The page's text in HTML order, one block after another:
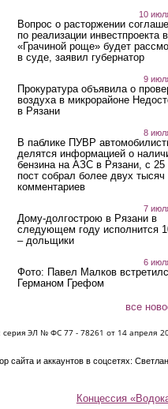
10
Вопрос о расторжении
по реализации инвестпроекта в
«Грачиной роще» будет
в суде, заявил губернатор
9
Прокуратура объявила о
воздуха в микрорайоне
в Рязани
8
В паблике ПУВР
делятся информацией о
бензина на АЗС в Рязани, с
пост собрал более двух тысяч
комментариев
7
Дому-долгострою в Рязани в
следующем году исполнится
– дольщики
6
Фото: Павел Малков
Германом Грефом
все
серия ЭЛ № ФС 77 - 78261 от 14 апреля
и аккаунтов в соцсетях:
Концессия